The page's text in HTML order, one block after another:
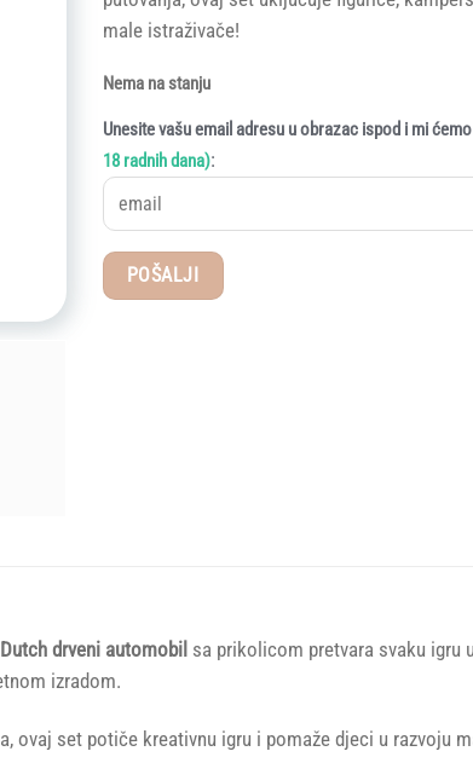
male istraživače!
Nema na stanju
Unesite vašu email adresu u obrazac ispod i mi
18 radnih dana):
drveni automobil sa prikolicom pretvara svaku igru
izradom.
ovaj set potiče kreativnu igru i pomaže djeci u razvoju